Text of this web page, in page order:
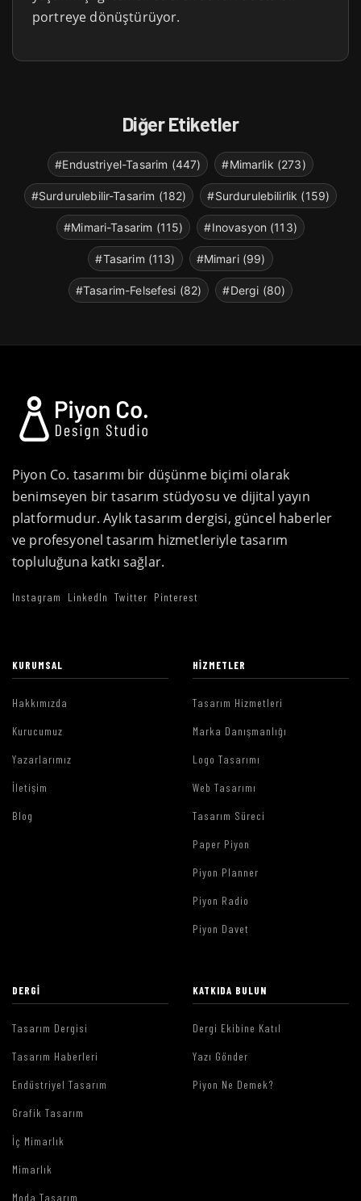
portreye dönüştürüyor.
Diğer Etiketler
#Endustriyel-Tasarim (447) #Mimarlik (273)
#Surdurulebilir-Tasarim (182) #Surdurulebilirlik (159)
#Mimari-Tasarim (115) #Inovasyon (113)
#Tasarim (113) #Mimari (99)
#Tasarim-Felsefesi (82) #Dergi (80)
Piyon Co. tasarımı bir düşünme biçimi olarak
benimseyen bir tasarım stüdyosu ve dijital yayın
platformudur. Aylık tasarım dergisi, güncel haberler
ve profesyonel tasarım hizmetleriyle tasarım
topluluğuna katkı sağlar.
Instagram LinkedIn Twitter Pinterest
KURUMSAL
Hakkımızda
Kurucumuz
Yazarlarımız
İletişim
Blog
HIZMETLER
Tasarım Hizmetleri
Marka Danışmanlığı
Logo Tasarımı
Web Tasarımı
Tasarım Süreci
Paper Piyon
Piyon Planner
Piyon Radio
Piyon Davet
DERGI
Tasarım Dergisi
Tasarım Haberleri
Endüstriyel Tasarım
Grafik Tasarım
İç Mimarlık
Mimarlık
Moda Tasarım
KATKIDA BULUN
Dergi Ekibine Katıl
Yazı Gönder
Piyon Ne Demek?